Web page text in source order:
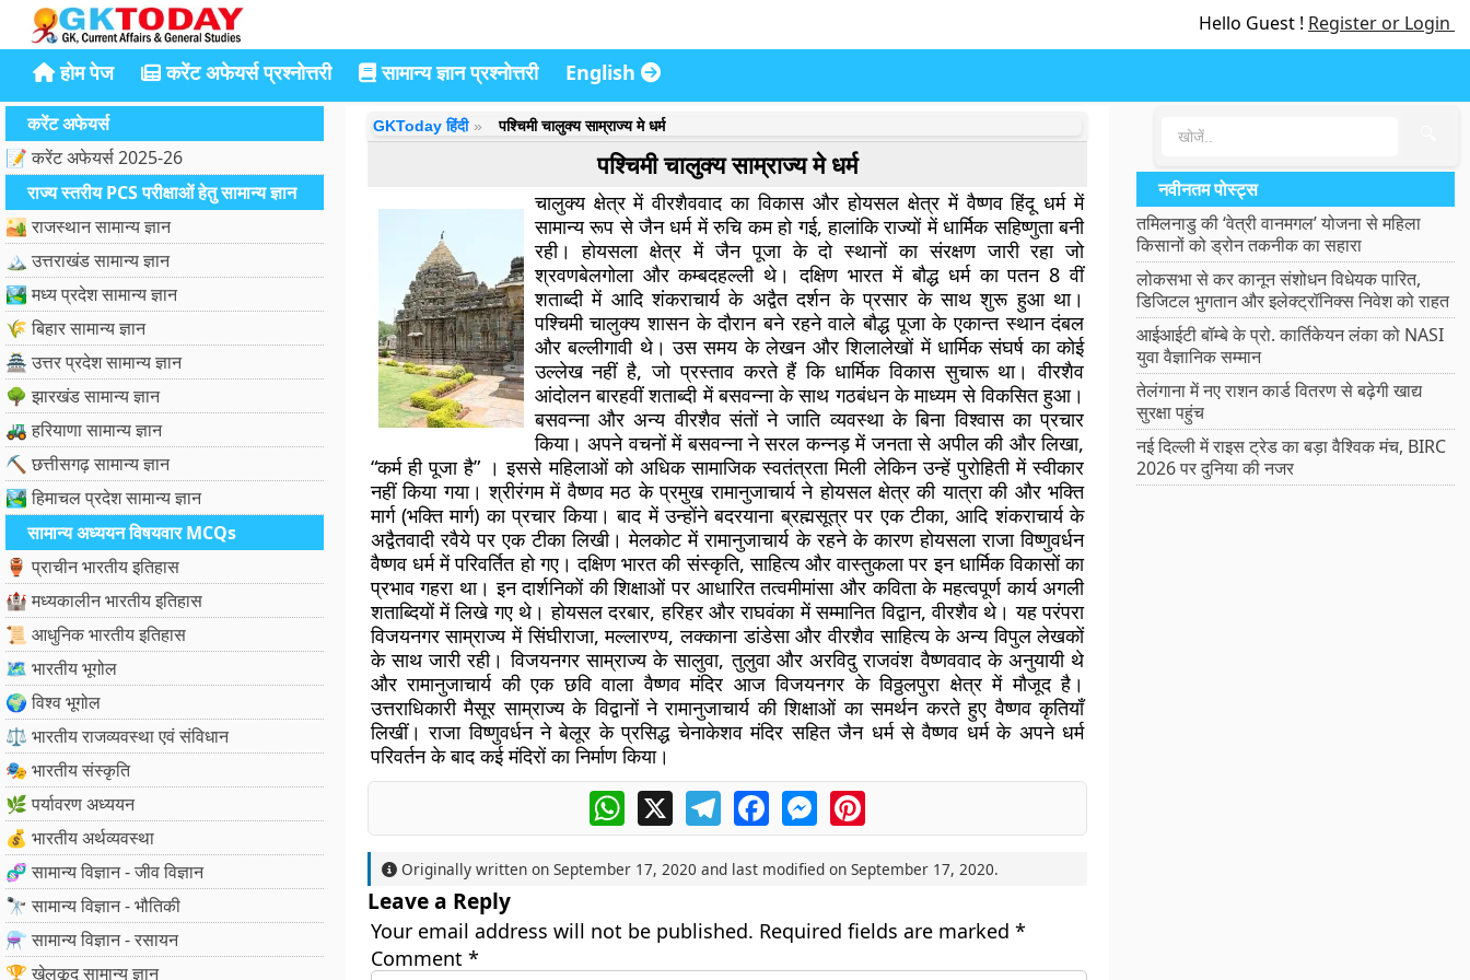
Hello Guest ! Register or Login
होम पेज करेंट अफेयर्स प्रश्नोत्तरी सामान्य ज्ञान प्रश्नोत्तरी English
करेंट अफेयर्स
📝 करेंट अफेयर्स 2025-26
राज्य स्तरीय PCS परीक्षाओं हेतु सामान्य ज्ञान
🏜️ राजस्थान सामान्य ज्ञान
🏔️ उत्तराखंड सामान्य ज्ञान
🏞️ मध्य प्रदेश सामान्य ज्ञान
🌾 बिहार सामान्य ज्ञान
🏯 उत्तर प्रदेश सामान्य ज्ञान
🌳 झारखंड सामान्य ज्ञान
🚜 हरियाणा सामान्य ज्ञान
⛏️ छत्तीसगढ़ सामान्य ज्ञान
🏞️ हिमाचल प्रदेश सामान्य ज्ञान
सामान्य अध्ययन विषयवार MCQs
🏺 प्राचीन भारतीय इतिहास
🏰 मध्यकालीन भारतीय इतिहास
📜 आधुनिक भारतीय इतिहास
🗺️ भारतीय भूगोल
🌍 विश्व भूगोल
⚖️ भारतीय राजव्यवस्था एवं संविधान
🎭 भारतीय संस्कृति
🌿 पर्यावरण अध्ययन
💰 भारतीय अर्थव्यवस्था
🧬 सामान्य विज्ञान - जीव विज्ञान
🔭 सामान्य विज्ञान - भौतिकी
⚗️ सामान्य विज्ञान - रसायन
🏆 खेलकूद सामान्य ज्ञान
GKToday हिंदी पश्चिमी चालुक्य साम्राज्य मे धर्म
पश्चिमी चालुक्य साम्राज्य मे धर्म
चालुक्य क्षेत्र में वीरशैववाद का विकास और होयसल क्षेत्र में वैष्णव हिंदू धर्म में
सामान्य रूप से जैन धर्म में रुचि कम हो गई, हालांकि राज्यों में धार्मिक सहिष्णुता बनी
रही। होयसला क्षेत्र में जैन पूजा के दो स्थानों का संरक्षण जारी रहा जो
श्रवणबेलगोला और कम्बदहल्ली थे। दक्षिण भारत में बौद्ध धर्म का पतन 8 वीं
शताब्दी में आदि शंकराचार्य के अद्वैत दर्शन के प्रसार के साथ शुरू हुआ था।
पश्चिमी चालुक्य शासन के दौरान बने रहने वाले बौद्ध पूजा के एकान्त स्थान दंबल
और बल्लीगावी थे। उस समय के लेखन और शिलालेखों में धार्मिक संघर्ष का कोई
उल्लेख नहीं है, जो प्रस्ताव करते हैं कि धार्मिक विकास सुचारू था। वीरशैव
आंदोलन बारहवीं शताब्दी में बसवन्ना के साथ गठबंधन के माध्यम से विकसित हुआ।
बसवन्ना और अन्य वीरशैव संतों ने जाति व्यवस्था के बिना विश्वास का प्रचार
किया। अपने वचनों में बसवन्ना ने सरल कन्नड़ में जनता से अपील की और लिखा,
“कर्म ही पूजा है” । इससे महिलाओं को अधिक सामाजिक स्वतंत्रता मिली लेकिन उन्हें पुरोहिती में स्वीकार
नहीं किया गया। श्रीरंगम में वैष्णव मठ के प्रमुख रामानुजाचार्य ने होयसल क्षेत्र की यात्रा की और भक्ति
मार्ग (भक्ति मार्ग) का प्रचार किया। बाद में उन्होंने बदरयाना ब्रह्मसूत्र पर एक टीका, आदि शंकराचार्य के
अद्वैतवादी रवैये पर एक टीका लिखी। मेलकोट में रामानुजाचार्य के रहने के कारण होयसला राजा विष्णुवर्धन
वैष्णव धर्म में परिवर्तित हो गए। दक्षिण भारत की संस्कृति, साहित्य और वास्तुकला पर इन धार्मिक विकासों का
प्रभाव गहरा था। इन दार्शनिकों की शिक्षाओं पर आधारित तत्वमीमांसा और कविता के महत्वपूर्ण कार्य अगली
शताब्दियों में लिखे गए थे। होयसल दरबार, हरिहर और राघवंका में सम्मानित विद्वान, वीरशैव थे। यह परंपरा
विजयनगर साम्राज्य में सिंघीराजा, मल्लारण्य, लक्काना डांडेसा और वीरशैव साहित्य के अन्य विपुल लेखकों
के साथ जारी रही। विजयनगर साम्राज्य के सालुवा, तुलुवा और अरविदु राजवंश वैष्णववाद के अनुयायी थे
और रामानुजाचार्य की एक छवि वाला वैष्णव मंदिर आज विजयनगर के विठ्ठलपुरा क्षेत्र में मौजूद है।
उत्तराधिकारी मैसूर साम्राज्य के विद्वानों ने रामानुजाचार्य की शिक्षाओं का समर्थन करते हुए वैष्णव कृतियाँ
लिखीं। राजा विष्णुवर्धन ने बेलूर के प्रसिद्ध चेनाकेशव मंदिर सहित जैन धर्म से वैष्णव धर्म के अपने धर्म
परिवर्तन के बाद कई मंदिरों का निर्माण किया।
WhatsApp
X TelegramFacebookMessengerPinterest
Originally written on September 17, 2020 and last modified on September 17, 2020.
Leave a Reply
Your email address will not be published. Required fields are marked *
Comment *
नवीनतम पोस्ट्स
तमिलनाडु की ‘वेत्री वानमगल’ योजना से महिला
किसानों को ड्रोन तकनीक का सहारा
लोकसभा से कर कानून संशोधन विधेयक पारित,
डिजिटल भुगतान और इलेक्ट्रॉनिक्स निवेश को राहत
आईआईटी बॉम्बे के प्रो. कार्तिकेयन लंका को NASI
युवा वैज्ञानिक सम्मान
तेलंगाना में नए राशन कार्ड वितरण से बढ़ेगी खाद्य
सुरक्षा पहुंच
नई दिल्ली में राइस ट्रेड का बड़ा वैश्विक मंच, BIRC
2026 पर दुनिया की नजर